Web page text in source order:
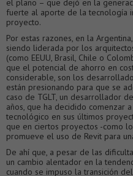
el plano – que dejó en la
fuerte al aporte de la tecnología
proyecto.
Por estas razones, en la
siendo liderada por los
(como EEUU, Brasil, Chile o
que el potencial de ahorro en
considerable, son los
están presionando para que se
caso de TGLT, un desarrollador
años, que ha decidido comenzar
tecnológico en sus últimos
que en ciertos proyectos -como
promueve el uso de Revit para
De ahí que, a pesar de las
un cambio alentador en la
cuando se impuso la transición